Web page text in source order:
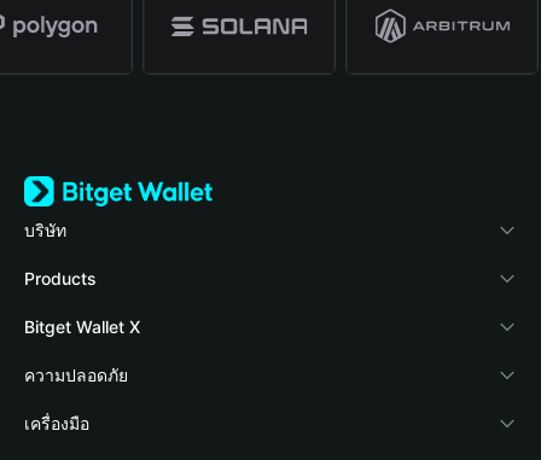
บริษัท
เกี่ยวกับ Bitget Wallet
Blog
Academy
ข่าวสารด้านคริปโต
Products
Crypto Card
Stablecoin Earn
Payfi Crypto
Bitget Wallet X
นักพัฒนา
เชื่อมต่อ Wallet
ความปลอดภัย
Protection Fund
เครื่องมือ